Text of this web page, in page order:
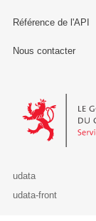
Référence de l'API
Nous contacter
Le
udata
udata-front